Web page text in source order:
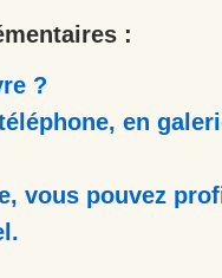
:
?
en
vous pouvez